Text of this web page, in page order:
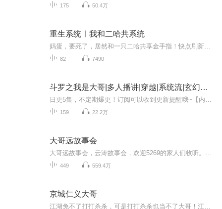
175 50.4万
重生系统ㅣ我和二哈共系统
82 7490
斗罗之我是大哥|多人播讲|穿越|系统流|玄幻爽文
159 22.2万
大哥远故事会
449 559.4万
京城仁义大哥